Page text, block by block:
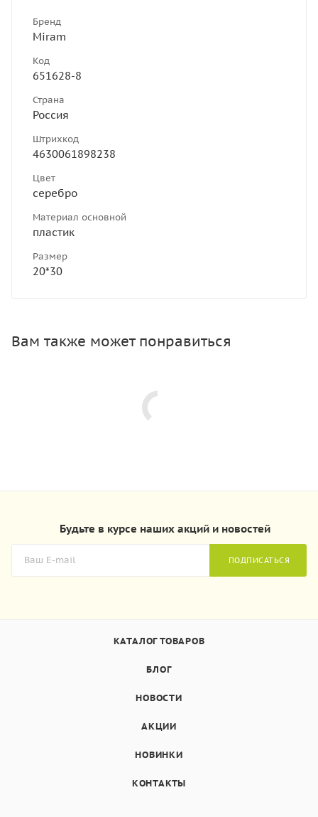
Бренд
Miram
Код
651628-8
Страна
Россия
Штрихкод
4630061898238
Цвет
серебро
Материал основной
пластик
Размер
20*30
Вам также может понравиться
Будьте в курсе наших акций и новостей
ПОДПИСАТЬСЯ
КАТАЛОГ ТОВАРОВ
БЛОГ
НОВОСТИ
АКЦИИ
НОВИНКИ
КОНТАКТЫ